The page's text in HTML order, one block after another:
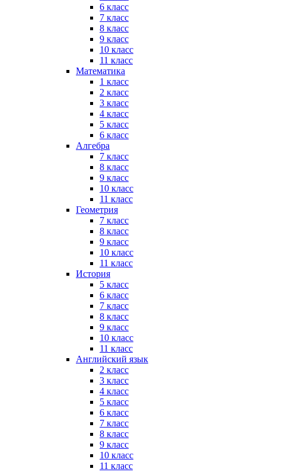
6 класс
7 класс
8 класс
9 класс
10 класс
11 класс
Математика
1 класс
2 класс
3 класс
4 класс
5 класс
6 класс
Алгебра
7 класс
8 класс
9 класс
10 класс
11 класс
Геометрия
7 класс
8 класс
9 класс
10 класс
11 класс
История
5 класс
6 класс
7 класс
8 класс
9 класс
10 класс
11 класс
Английский язык
2 класс
3 класс
4 класс
5 класс
6 класс
7 класс
8 класс
9 класс
10 класс
11 класс